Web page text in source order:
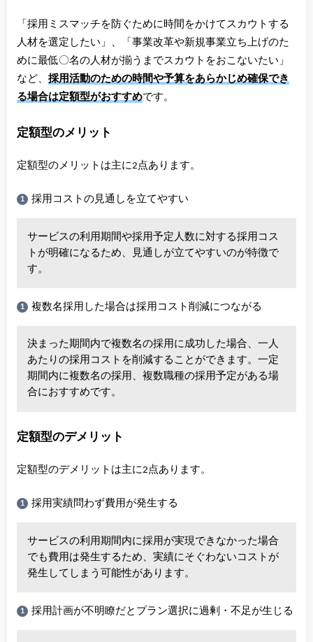
「採用ミスマッチを防ぐために時間をかけてスカウトする
人材を選定したい」、「事業改革や新規事業立ち上げのた
めに最低〇名の人材が揃うまでスカウトをおこないたい」
など、 採用活動のための時間や予算をあらかじめ確保でき
る場合は定額型がおすすめです。
定額型のメリット
定額型のメリットは主に2点あります。
採用コストの見通しを立てやすい
サービスの利用期間や採用予定人数に対する採用コス
トが明確になるため、見通しが立てやすいのが特徴で
す。
複数名採用した場合は採用コスト削減につながる
決まった期間内で複数名の採用に成功した場合、一人
あたりの採用コストを削減することができます。一定
期間内に複数名の採用、複数職種の採用予定がある場
合におすすめです。
定額型のデメリット
定額型のデメリットは主に2点あります。
採用実績問わず費用が発生する
サービスの利用期間内に採用が実現できなかった場合
でも費用は発生するため、実績にそぐわないコストが
発生してしまう可能性があります。
採用計画が不明瞭だとプラン選択に過剰・不足が生じる